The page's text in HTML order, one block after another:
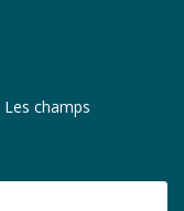
Les champs